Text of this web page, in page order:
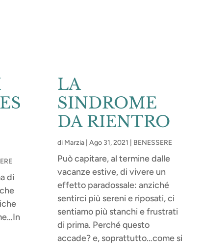
di
LA
SINDROME
DA RIENTRO
di Marzia| Ago 31, 2021 BENESSERE
Può capitare, al termine dalle
vacanze estive, di vivere un
effetto paradossale: anziché
sentirci più sereni e riposati, ci
sentiamo più stanchi e frustrati
di prima. Perché questo
accade? e, soprattutto…come si